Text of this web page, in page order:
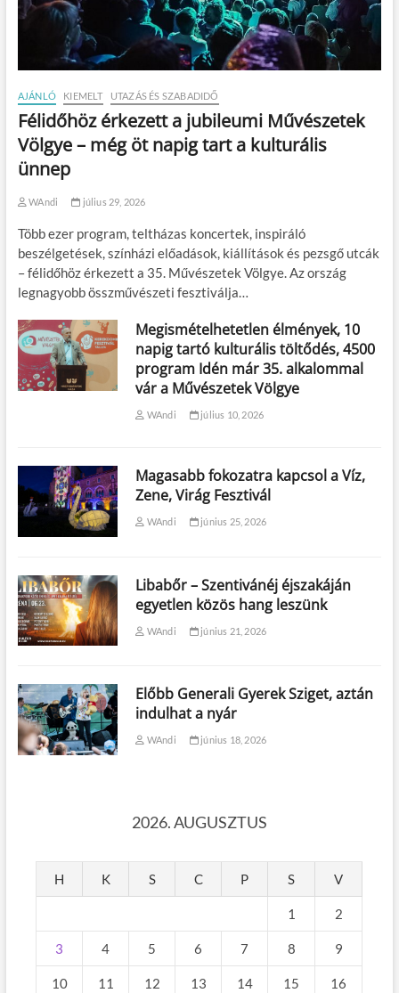
AJÁNLÓ KIEMELT UTAZÁS ÉS SZABADIDŐ
Félidőhöz érkezett a jubileumi Művészetek
Völgye – még öt napig tart a kulturális
ünnep
WAndi július 29, 2026
Több ezer program, teltházas koncertek, inspiráló
beszélgetések, színházi előadások, kiállítások és pezsgő utcák
– félidőhöz érkezett a 35. Művészetek Völgye. Az ország
legnagyobb összművészeti fesztiválja…
Megismételhetetlen élmények, 10
napig tartó kulturális töltődés, 4500
program Idén már 35. alkalommal
vár a Művészetek Völgye
WAndi július 10, 2026
Magasabb fokozatra kapcsol a Víz,
Zene, Virág Fesztivál
WAndi június 25, 2026
Libabőr – Szentivánéj éjszakáján
egyetlen közös hang leszünk
WAndi június 21, 2026
Előbb Generali Gyerek Sziget, aztán
indulhat a nyár
WAndi június 18, 2026
2026. AUGUSZTUS
H K S C P S V
1 2
3 4 5 6 7 8 9
10 11 12 13 14 15 16